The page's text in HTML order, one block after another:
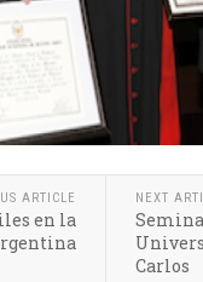
ARTICLE
en la
NEXT
Carlos